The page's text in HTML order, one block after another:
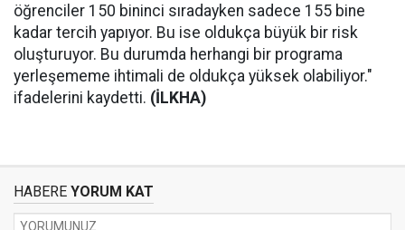
öğrenciler 150 bininci sıradayken sadece 155 bine
kadar tercih yapıyor. Bu ise oldukça büyük bir risk
oluşturuyor. Bu durumda herhangi bir programa
yerleşememe ihtimali de oldukça yüksek olabiliyor."
ifadelerini kaydetti. (İLKHA)
HABERE YORUM KAT